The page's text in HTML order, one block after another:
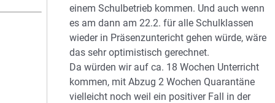
einem Schulbetrieb kommen. Und auch wenn
es am dann am 22.2. für alle Schulklassen
wieder in Präsenzuntericht gehen würde, wäre
das sehr optimistisch gerechnet.
Da würden wir auf ca. 18 Wochen Unterricht
kommen, mit Abzug 2 Wochen Quarantäne
vielleicht noch weil ein positiver Fall in der